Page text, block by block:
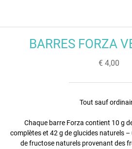
BARRES FORZA
€ 4,00
Tout sauf
Chaque barre Forza contient 10 g
complètes et 42 g de glucides naturels –
de fructose naturels provenant des